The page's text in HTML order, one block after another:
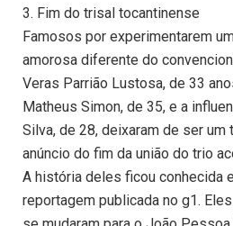
3. Fim do trisal tocantinense
Famosos por experimentarem
amorosa diferente do
Veras Parrião Lustosa, de 33
Matheus Simon, de 35, e a
Silva, de 28, deixaram de ser um
anúncio do fim da união do trio
A história deles ficou conhecida
reportagem publicada no g1.